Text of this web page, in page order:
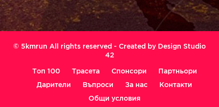
© 5kmrun All rights reserved - Created by Design Studio
42
Топ 100 Трасета Спонсори
Партньори
Дарители
Въпроси За нас
Контакти
Общи условия